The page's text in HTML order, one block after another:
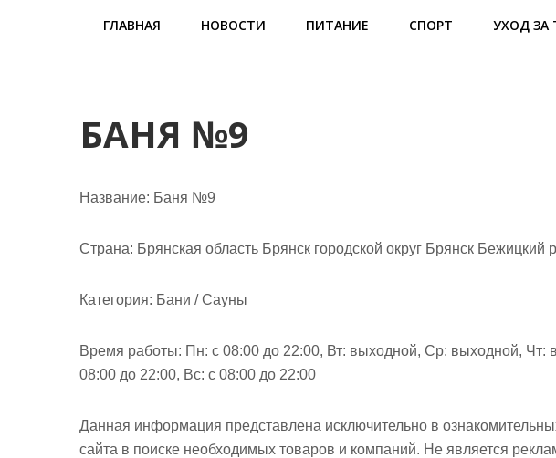
ГЛАВНАЯ НОВОСТИ ПИТАНИЕ СПОРТ УХОД ЗА
БАНЯ №9
Название: Баня №9
Страна: Брянская область Брянск городской округ Брянск Бежицкий
Категория: Бани / Сауны
Время работы: Пн: с 08:00 до 22:00, Вт: выходной, Ср: выходной, Чт:
08:00 до 22:00, Вс: с 08:00 до 22:00
Данная информация представлена исключительно в
сайта в поиске необходимых товаров и компаний. Не является